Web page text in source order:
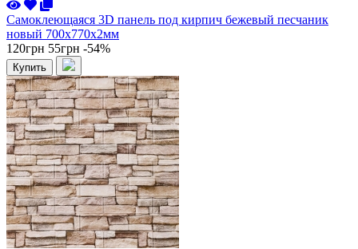
Самоклеющаяся 3D панель под кирпич бежевый песчаник
новый 700x770x2мм
120грн 55грн -54%
Купить